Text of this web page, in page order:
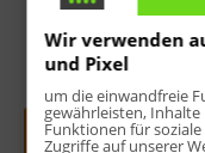
In
Wir verwenden
und Pixel
um die einwandfreie
gewährleisten,
Funktionen für
Zugriffe auf unserer